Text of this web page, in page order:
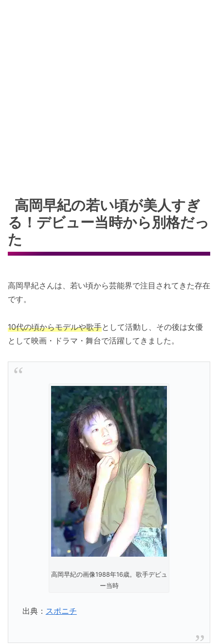
高岡早紀の若い頃が美人すぎ
る！デビュー当時から別格だっ
た
高岡早紀さんは、若い頃から芸能界で注目されてきた存在
です。
10代の頃からモデルや歌手として活動し、その後は女優
として映画・ドラマ・舞台で活躍してきました。
高岡早紀の画像1988年16歳。歌手デビュ
ー当時
出典： スポニチ